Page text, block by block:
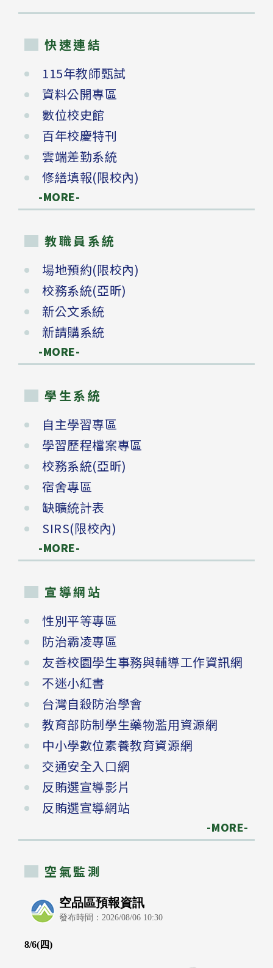
快速連結
115年教師甄試
資料公開專區
數位校史館
百年校慶特刊
雲端差勤系統
修繕填報(限校內)
-MORE-
教職員系統
場地預約(限校內)
校務系統(亞昕)
新公文系統
新請購系統
-MORE-
學生系統
自主學習專區
學習歷程檔案專區
校務系統(亞昕)
宿舍專區
缺曠統計表
SIRS(限校內)
-MORE-
宣導網站
性別平等專區
防治霸凌專區
友善校園學生事務與輔導工作資訊網
不迷小紅書
台灣自殺防治學會
教育部防制學生藥物濫用資源網
中小學數位素養教育資源網
交通安全入口網
反賄選宣導影片
反賄選宣導網站
-MORE-
空氣監測